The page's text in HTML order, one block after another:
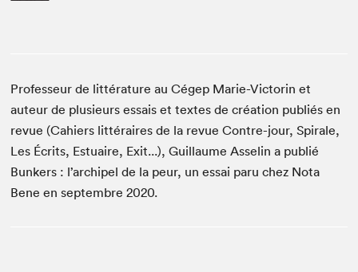
Professeur de littérature au Cégep Marie-Victorin et
auteur de plusieurs essais et textes de création publiés en
revue (Cahiers littéraires de la revue Contre-jour, Spirale,
Les Écrits, Estuaire, Exit...), Guillaume Asselin a publié
Bunkers : l’archipel de la peur, un essai paru chez Nota
Bene en septembre 2020.